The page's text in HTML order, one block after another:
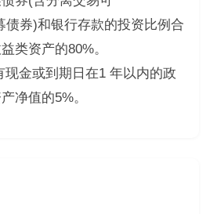
债券)和银行存款的投资比例合
类资产的80%。
金或到期日在1 年以内的政
净值的5%。